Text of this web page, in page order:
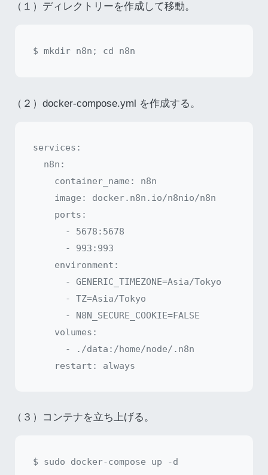
（１）ディレクトリーを作成して移動。
（２）docker-compose.yml を作成する。
services:
  n8n:
    container_name: n8n
    image: docker.n8n.io/n8nio/n8n
    ports:
      - 5678:5678
      - 993:993
    environment:
      - GENERIC_TIMEZONE=Asia/Tokyo
      - TZ=Asia/Tokyo
      - N8N_SECURE_COOKIE=FALSE
    volumes:
      - ./data:/home/node/.n8n
（３）コンテナを立ち上げる。